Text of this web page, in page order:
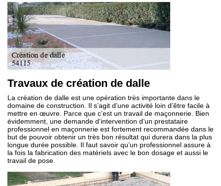
Travaux de création de dalle
La création de dalle est une opération très importante dans le
domaine de construction. Il s’agit d’une activité loin d’être facile à
mettre en œuvre. Parce que c’est un travail de maçonnerie. Bien
évidemment, une demande d’intervention d’un prestataire
professionnel en maçonnerie est fortement recommandée dans le
but de pouvoir obtenir un très bon résultat qui durera dans la plus
longue durée possible. Il faut savoir qu’un professionnel assure à
la fois la fabrication des matériels avec le bon dosage et aussi le
travail de pose.